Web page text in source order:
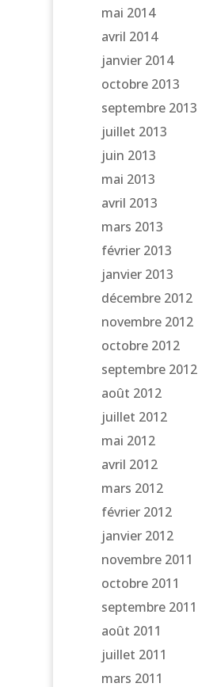
mai 2014
avril 2014
janvier 2014
octobre 2013
septembre 2013
juillet 2013
juin 2013
mai 2013
avril 2013
mars 2013
février 2013
janvier 2013
décembre 2012
novembre 2012
octobre 2012
septembre 2012
août 2012
juillet 2012
mai 2012
avril 2012
mars 2012
février 2012
janvier 2012
novembre 2011
octobre 2011
septembre 2011
août 2011
juillet 2011
mars 2011